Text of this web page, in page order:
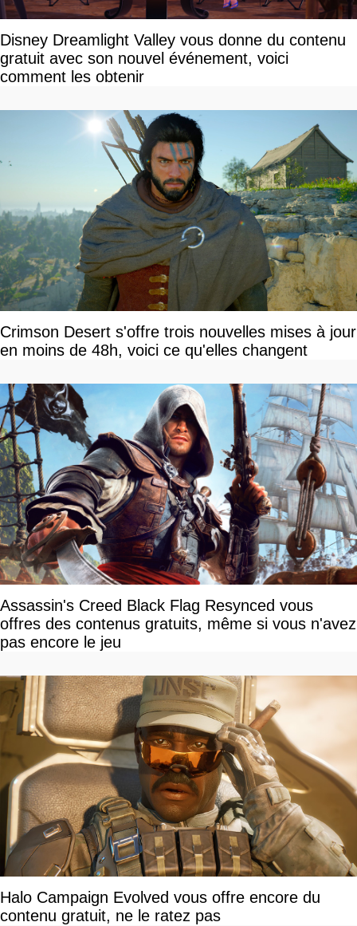
Disney Dreamlight Valley vous donne du contenu
gratuit avec son nouvel événement, voici
comment les obtenir
Crimson Desert s'offre trois nouvelles mises à jour
en moins de 48h, voici ce qu'elles changent
Assassin's Creed Black Flag Resynced vous
offres des contenus gratuits, même si vous n'avez
pas encore le jeu
Halo Campaign Evolved vous offre encore du
contenu gratuit, ne le ratez pas